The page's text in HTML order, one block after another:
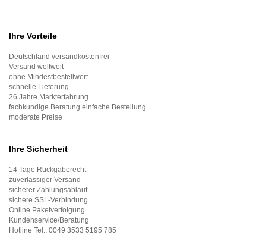
Ihre Vorteile
Deutschland versandkostenfrei
Versand weltweit
ohne Mindestbestellwert
schnelle Lieferung
26 Jahre Markterfahrung
fachkundige Beratung einfache Bestellung
moderate Preise
Ihre Sicherheit
14 Tage Rückgaberecht
zuverlässiger Versand
sicherer Zahlungsablauf
sichere SSL-Verbindung
Online Paketverfolgung
Kundenservice/Beratung
Hotline Tel.: 0049 3533 5195 785